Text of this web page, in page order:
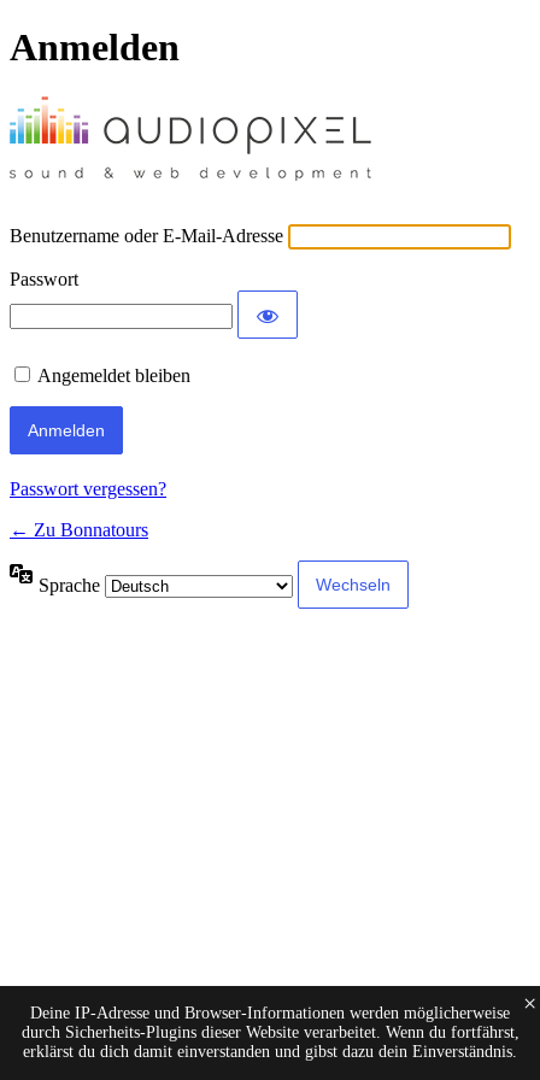
Anmelden
Benutzername oder E-Mail-Adresse
Passwort
Angemeldet bleiben
Passwort vergessen?
← Zu Bonnatours
Sprache
Deine IP-Adresse und Browser-Informationen werden möglicherweise
durch Sicherheits-Plugins dieser Website verarbeitet. Wenn du fortfährst,
erklärst du dich damit einverstanden und gibst dazu dein Einverständnis.
×